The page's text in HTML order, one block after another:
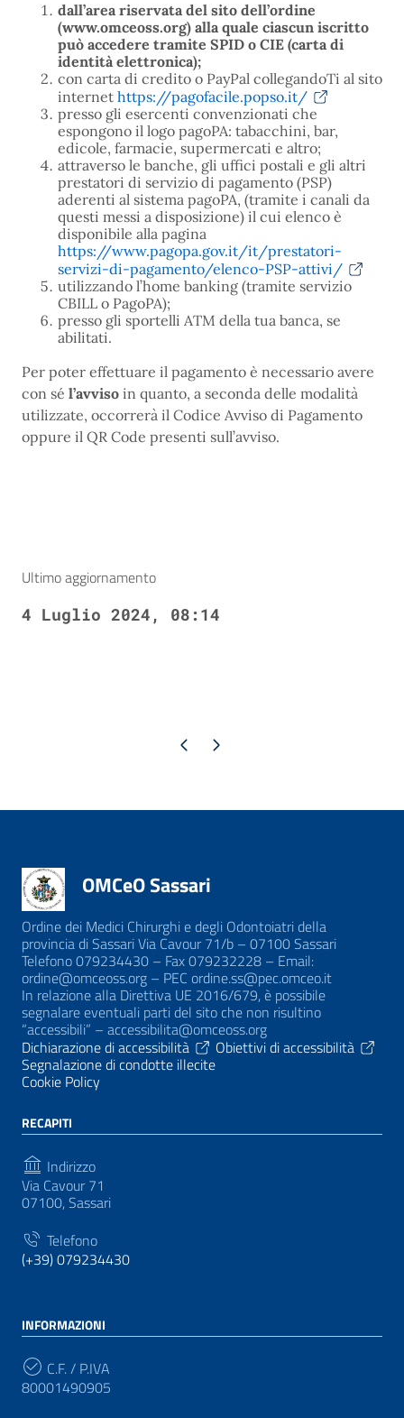
dall’area riservata del sito dell’ordine
(www.omceoss.org) alla quale ciascun iscritto
può accedere tramite SPID o CIE (carta di
identità elettronica);
con carta di credito o PayPal collegandoTi al sito
internet https://pagofacile.popso.it/
presso gli esercenti convenzionati che
espongono il logo pagoPA: tabacchini, bar,
edicole, farmacie, supermercati e altro;
attraverso le banche, gli uffici postali e gli altri
prestatori di servizio di pagamento (PSP)
aderenti al sistema pagoPA, (tramite i canali da
questi messi a disposizione) il cui elenco è
disponibile alla pagina
https://www.pagopa.gov.it/it/prestatori-
servizi-di-pagamento/elenco-PSP-attivi/
utilizzando l’home banking (tramite servizio
CBILL o PagoPA);
presso gli sportelli ATM della tua banca, se
abilitati.
Per poter effettuare il pagamento è necessario avere
con sé l’avviso in quanto, a seconda delle modalità
utilizzate, occorrerà il Codice Avviso di Pagamento
oppure il QR Code presenti sull’avviso.
Ultimo aggiornamento
4 Luglio 2024, 08:14
Pagina precedente
Pagina successiva
OMCeO Sassari
Ordine dei Medici Chirurghi e degli Odontoiatri della
provincia di Sassari Via Cavour 71/b – 07100 Sassari
Telefono 079234430 – Fax 079232228 – Email:
ordine@omceoss.org – PEC ordine.ss@pec.omceo.it
In relazione alla Direttiva UE 2016/679, è possibile
segnalare eventuali parti del sito che non risultino
“accessibili” – accessibilita@omceoss.org
Dichiarazione di accessibilità
Obiettivi di accessibilità
Segnalazione di condotte illecite
Cookie Policy
RECAPITI
Indirizzo
Via Cavour 71
07100, Sassari
Telefono
(+39) 079234430
INFORMAZIONI
C.F. / P.IVA
80001490905